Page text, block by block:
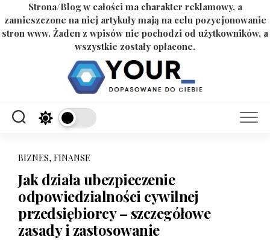
Strona/Blog w całości ma charakter reklamowy, a
zamieszczone na niej artykuły mają na celu pozycjonowanie
stron www. Żaden z wpisów nie pochodzi od użytkowników, a
wszystkie zostały opłacone.
BIZNES, FINANSE
Jak działa ubezpieczenie
odpowiedzialności cywilnej
przedsiębiorcy – szczegółowe
zasady i zastosowanie